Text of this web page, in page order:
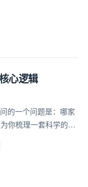
心逻辑
的一个问题是：哪家
你梳理一套科学的选